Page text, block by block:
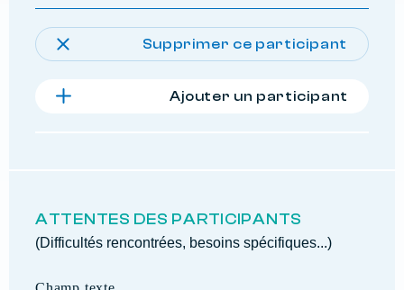
Supprimer ce participant
Ajouter un participant
ATTENTES DES PARTICIPANTS
(Difficultés rencontrées, besoins spécifiques...)